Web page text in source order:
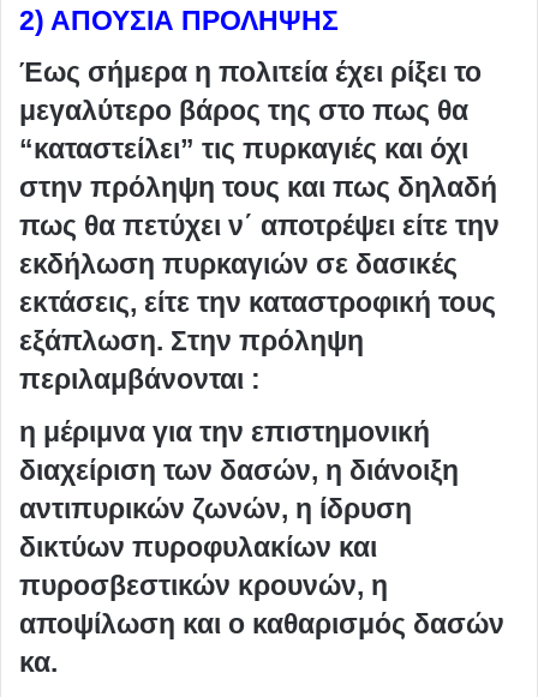
2) ΑΠΟΥΣΙΑ ΠΡΟΛΗΨΗΣ
Έως σήμερα η πολιτεία έχει ρίξει το
μεγαλύτερο βάρος της στο πως θα
“καταστείλει” τις πυρκαγιές και όχι
στην πρόληψη τους και πως δηλαδή
πως θα πετύχει ν΄ αποτρέψει είτε την
εκδήλωση πυρκαγιών σε δασικές
εκτάσεις, είτε την καταστροφική τους
εξάπλωση. Στην πρόληψη
περιλαμβάνονται :
η μέριμνα για την επιστημονική
διαχείριση των δασών, η διάνοιξη
αντιπυρικών ζωνών, η ίδρυση
δικτύων πυροφυλακίων και
πυροσβεστικών κρουνών, η
αποψίλωση και ο καθαρισμός δασών
κα.